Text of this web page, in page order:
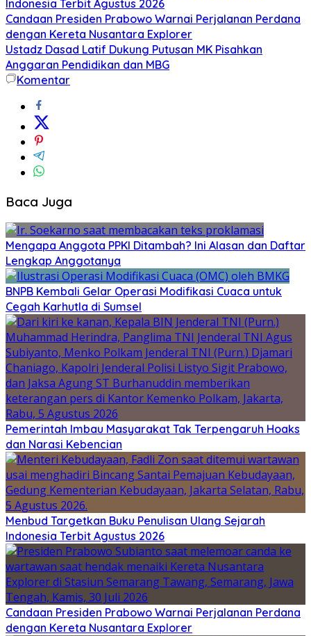
Indonesia Terbit Agustus 2026
Candaan Presiden Prabowo Warnai Perjalanan Perdana
dengan Kereta Nusantara Explorer
Ustadz Dasad Latif Dukung Putusan MK Pisahkan
Anggaran Pendidikan dan MBG
Komentar
Baca Juga
Mengapa Anggota PPKI Ditambah? Ini Alasan dan Daftar
Lengkap Anggotanya
BNPB Kembali Gelar Operasi Modifikasi Cuaca untuk
Cegah Karhutla di Sumsel
Pemerintah Imbau Masyarakat Tak Terpengaruh Hoaks
dan Narasi Kebencian
Menbud Targetkan Buku Penulisan Ulang Sejarah
Indonesia Terbit Agustus 2026
Candaan Presiden Prabowo Warnai Perjalanan Perdana
dengan Kereta Nusantara Explorer